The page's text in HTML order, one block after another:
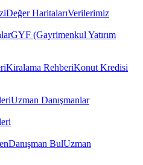
Değer HaritalarıVerilerimiz
GYF (Gayrimenkul Yatırım
Kiralama RehberiKonut Kredisi
Uzman Danışmanlar
Danışman BulUzman